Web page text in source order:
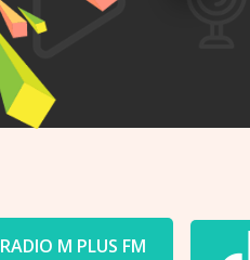
RADIO M PLUS FM